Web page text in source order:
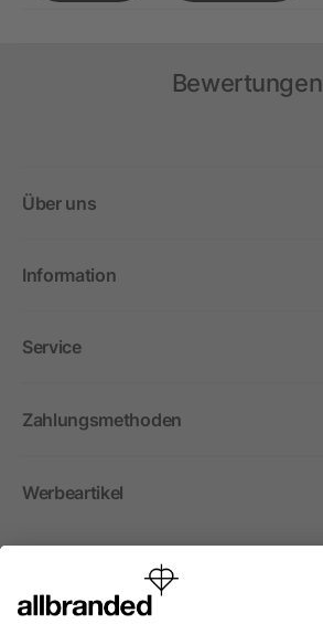
Bewertungen
Über uns
Information
Service
Zahlungsmethoden
Werbeartikel
International